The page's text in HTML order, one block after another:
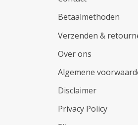
Betaalmethoden
Verzenden &
Over ons
Algemene
Disclaimer
Privacy Policy